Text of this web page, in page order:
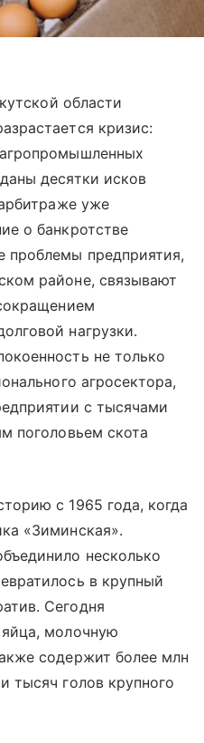
области
кризис:
десятки исков
уже
о банкротстве
проблемы предприятия,
районе, связывают
нагрузки.
не только
агросектора,
с тысячами
поголовьем скота
с 1965 года, когда
«Зиминская».
несколько
в крупный
Сегодня
молочную
содержит более млн
тысяч голов крупного